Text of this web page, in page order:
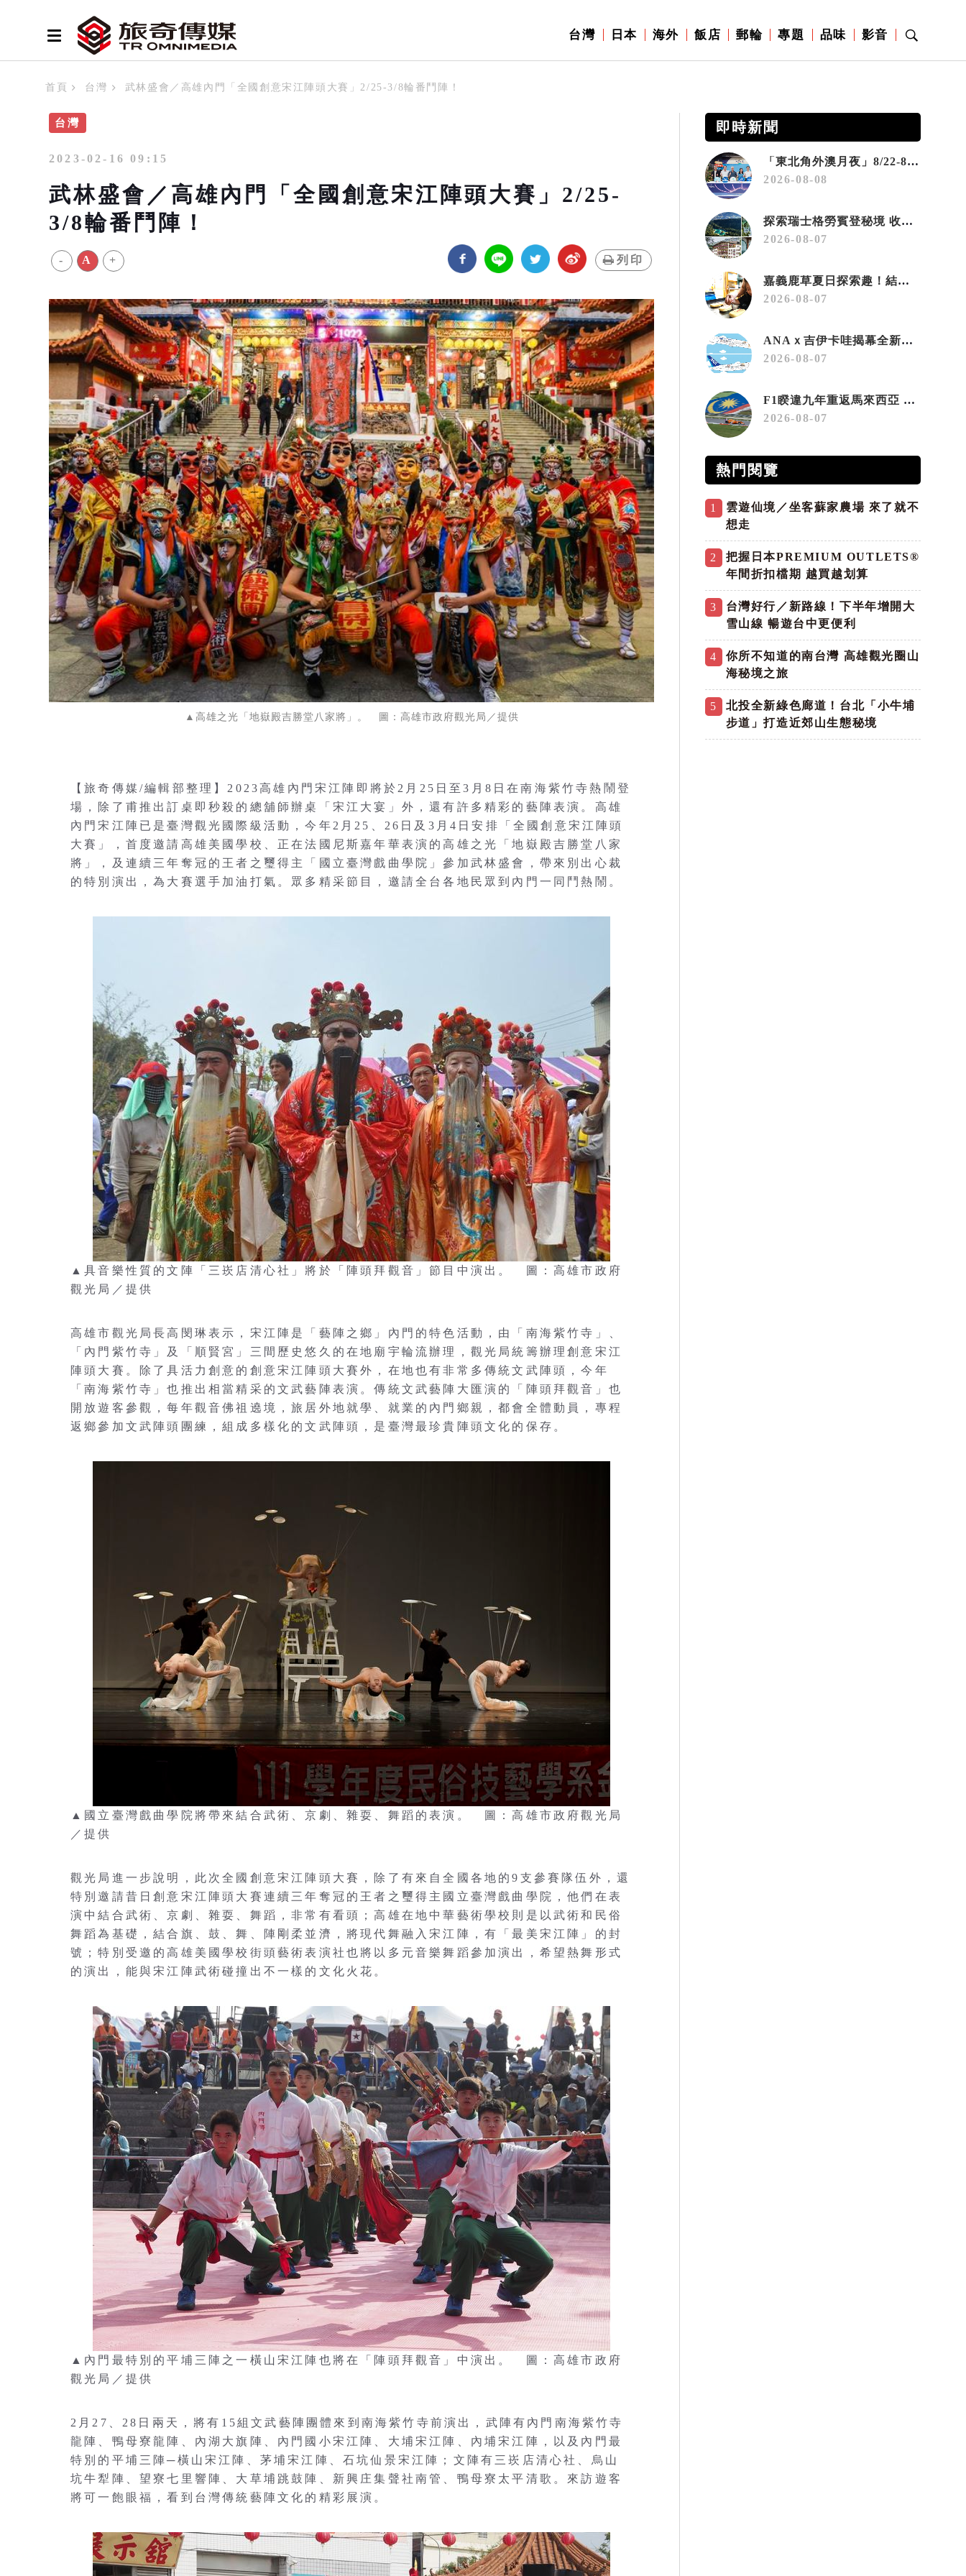
台灣 日本 海外 飯店 郵輪 專題 品味 影音
首頁 台灣 武林盛會／高雄內門「全國創意宋江陣頭大賽」2/25-3/8輪番鬥陣！
台灣
2023-02-16 09:15
武林盛會／高雄內門「全國創意宋江陣頭大賽」2/25-
3/8輪番鬥陣！
- A + 列印
▲高雄之光「地嶽殿吉勝堂八家將」。 圖：高雄市政府觀光局／提供
【旅奇傳媒/編輯部整理】2023高雄內門宋江陣即將於2月25日至3月8日在南海紫竹寺熱鬧登
場，除了甫推出訂桌即秒殺的總舖師辦桌「宋江大宴」外，還有許多精彩的藝陣表演。高雄
內門宋江陣已是臺灣觀光國際級活動，今年2月25、26日及3月4日安排「全國創意宋江陣頭
大賽」，首度邀請高雄美國學校、正在法國尼斯嘉年華表演的高雄之光「地嶽殿吉勝堂八家
將」，及連續三年奪冠的王者之璽得主「國立臺灣戲曲學院」參加武林盛會，帶來別出心裁
的特別演出，為大賽選手加油打氣。眾多精采節目，邀請全台各地民眾到內門一同鬥熱鬧。
▲具音樂性質的文陣「三崁店清心社」將於「陣頭拜觀音」節目中演出。 圖：高雄市政府
觀光局／提供
高雄市觀光局長高閔琳表示，宋江陣是「藝陣之鄉」內門的特色活動，由「南海紫竹寺」、
「內門紫竹寺」及「順賢宮」三間歷史悠久的在地廟宇輪流辦理，觀光局統籌辦理創意宋江
陣頭大賽。除了具活力創意的創意宋江陣頭大賽外，在地也有非常多傳統文武陣頭，今年
「南海紫竹寺」也推出相當精采的文武藝陣表演。傳統文武藝陣大匯演的「陣頭拜觀音」也
開放遊客參觀，每年觀音佛祖遶境，旅居外地就學、就業的內門鄉親，都會全體動員，專程
返鄉參加文武陣頭團練，組成多樣化的文武陣頭，是臺灣最珍貴陣頭文化的保存。
▲國立臺灣戲曲學院將帶來結合武術、京劇、雜耍、舞蹈的表演。 圖：高雄市政府觀光局
／提供
觀光局進一步說明，此次全國創意宋江陣頭大賽，除了有來自全國各地的9支參賽隊伍外，還
特別邀請昔日創意宋江陣頭大賽連續三年奪冠的王者之璽得主國立臺灣戲曲學院，他們在表
演中結合武術、京劇、雜耍、舞蹈，非常有看頭；高雄在地中華藝術學校則是以武術和民俗
舞蹈為基礎，結合旗、鼓、舞、陣剛柔並濟，將現代舞融入宋江陣，有「最美宋江陣」的封
號；特別受邀的高雄美國學校街頭藝術表演社也將以多元音樂舞蹈參加演出，希望熱舞形式
的演出，能與宋江陣武術碰撞出不一樣的文化火花。
▲內門最特別的平埔三陣之一橫山宋江陣也將在「陣頭拜觀音」中演出。 圖：高雄市政府
觀光局／提供
2月27、28日兩天，將有15組文武藝陣團體來到南海紫竹寺前演出，武陣有內門南海紫竹寺
龍陣、鴨母寮龍陣、內湖大旗陣、內門國小宋江陣、大埔宋江陣、內埔宋江陣，以及內門最
特別的平埔三陣─橫山宋江陣、茅埔宋江陣、石坑仙景宋江陣；文陣有三崁店清心社、烏山
坑牛犁陣、望寮七里響陣、大草埔跳鼓陣、新興庄集聲社南管、鴨母寮太平清歌。來訪遊客
將可一飽眼福，看到台灣傳統藝陣文化的精彩展演。
即時新聞
「東北角外澳月夜」8/22-8/23浪漫登場 串聯五漁村、音樂、市集、火舞與慢旅共度夏夜
2026-08-08
探索瑞士格勞賓登秘境 收藏六種阿爾卑斯夏日療癒之旅
2026-08-07
嘉義鹿草夏日探索趣！結合科學、農場與自然的親子小旅行
2026-08-07
ANAｘ吉伊卡哇揭幕全新彩繪機「Chiikawa JET」
2026-08-07
F1睽違九年重返馬來西亞 三大國際賽事打造10月運動旅遊熱潮 賽車、自行車、路跑同週登場
2026-08-07
熱門閱覽
1
雲遊仙境／坐客蘇家農場 來了就不
想走
2
把握日本PREMIUM OUTLETS®
年間折扣檔期 越買越划算
3
台灣好行／新路線！下半年增開大
雪山線 暢遊台中更便利
4
你所不知道的南台灣 高雄觀光圈山
海秘境之旅
5
北投全新綠色廊道！台北「小牛埔
步道」打造近郊山生態秘境